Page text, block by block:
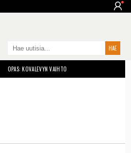
OPAS: KOVALEVYN VAIHTO